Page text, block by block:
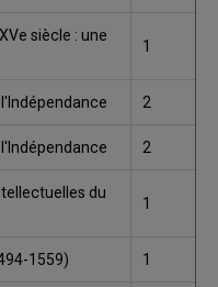
siècle : une
1
l'Indépendance 2
l'Indépendance 2
du
1
1559) 1